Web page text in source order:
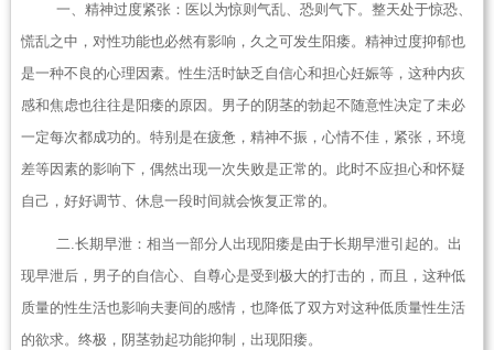
一、精神过度紧张：医以为惊则气乱、恐则气下。整天处于惊恐、
慌乱之中，对性功能也必然有影响，久之可发生阳痿。精神过度抑郁也
是一种不良的心理因素。性生活时缺乏自信心和担心妊娠等，这种内疚
感和焦虑也往往是阳痿的原因。男子的阴茎的勃起不随意性决定了未必
一定每次都成功的。特别是在疲惫，精神不振，心情不佳，紧张，环境
差等因素的影响下，偶然出现一次失败是正常的。此时不应担心和怀疑
自己，好好调节、休息一段时间就会恢复正常的。
二.长期早泄：相当一部分人出现阳痿是由于长期早泄引起的。出
现早泄后，男子的自信心、自尊心是受到极大的打击的，而且，这种低
质量的性生活也影响夫妻间的感情，也降低了双方对这种低质量性生活
的欲求。终极，阴茎勃起功能抑制，出现阳痿。